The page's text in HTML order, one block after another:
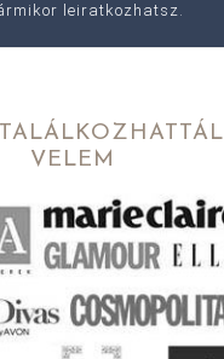
leiratkozhatsz.
VELEM